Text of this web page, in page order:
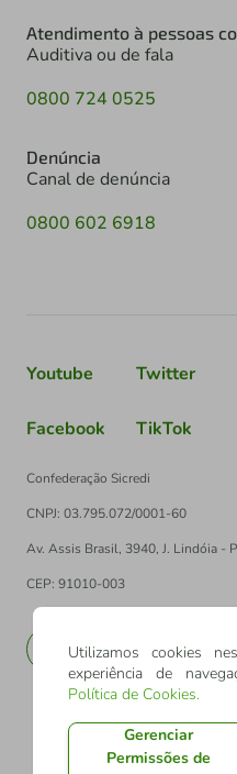
Atendimento à pessoas
Auditiva ou de fala
0800 724 0525
Denúncia
Canal de denúncia
0800 602 6918
Youtube Twitter
Facebook TikTok
Confederação Sicredi
CNPJ: 03.795.072/0001-60
Av. Assis Brasil, 3940, J. Lindóia -
CEP: 91010-003
EN
Utilizamos cookies
experiência de
Política de Cookies.
Gerenciar
Permissões de